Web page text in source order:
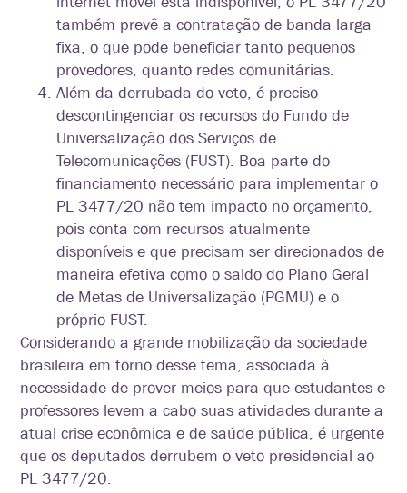
também prevê a contratação de banda larga
fixa, o que pode beneficiar tanto pequenos
provedores, quanto redes comunitárias.
Além da derrubada do veto, é preciso
descontingenciar os recursos do Fundo de
Universalização dos Serviços de
Telecomunicações (FUST). Boa parte do
financiamento necessário para implementar o
PL 3477/20 não tem impacto no orçamento,
pois conta com recursos atualmente
disponíveis e que precisam ser direcionados de
maneira efetiva como o saldo do Plano Geral
de Metas de Universalização (PGMU) e o
próprio FUST.
Considerando a grande mobilização da sociedade
brasileira em torno desse tema, associada à
necessidade de prover meios para que estudantes e
professores levem a cabo suas atividades durante a
atual crise econômica e de saúde pública, é urgente
que os deputados derrubem o veto presidencial ao
PL 3477/20.